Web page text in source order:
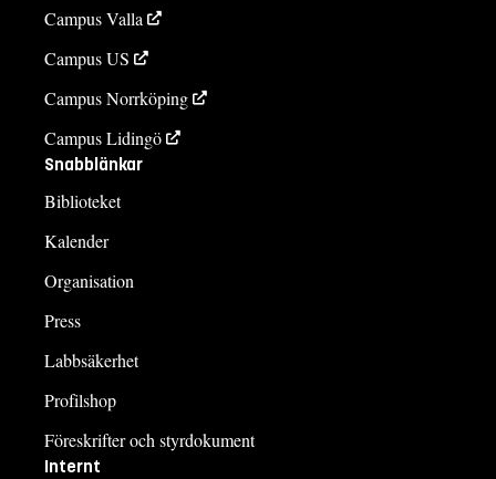
Campus Valla
Campus US
Campus Norrköping
Campus Lidingö
Snabblänkar
Biblioteket
Kalender
Organisation
Press
Labbsäkerhet
Profilshop
Föreskrifter och styrdokument
Internt